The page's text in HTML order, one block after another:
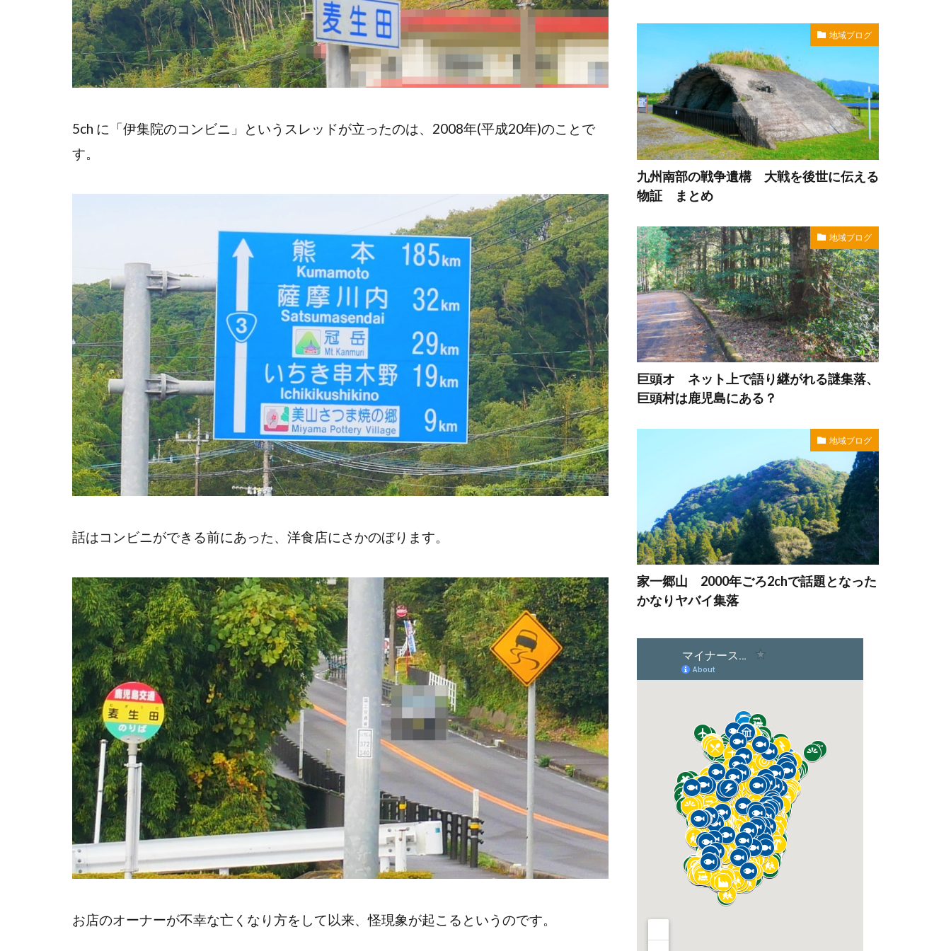
5ch に「伊集院のコンビニ」というスレッドが立ったのは、2008年(平成20年)のことで
す。
話はコンビニができる前にあった、洋食店にさかのぼります。
お店のオーナーが不幸な亡くなり方をして以来、怪現象が起こるというのです。
地域ブログ
九州南部の戦争遺構 大戦を後世に伝える
物証 まとめ
地域ブログ
巨頭オ ネット上で語り継がれる謎集落、
巨頭村は鹿児島にある？
地域ブログ
家一郷山 2000年ごろ2chで話題となった
かなりヤバイ集落